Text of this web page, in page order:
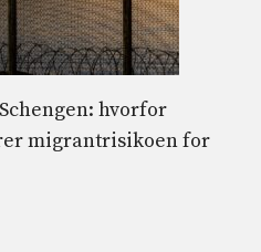
hvorfor
migrantrisikoen for